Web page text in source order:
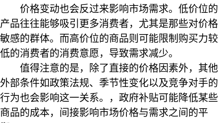
价格变动也会反过来影响市场需求。低价位的
产品往往能够吸引更多消费者，尤其是那些对价格
敏感的群体。而高价位的商品则可能限制购买力较
低的消费者的消费意愿，导致需求减少。
值得注意的是，除了直接的价格因素外，其他
外部条件如政策法规、季节性变化以及竞争对手的
行为也会影响这一关系。，政府补贴可能降低某些
商品的成本，间接影响市场价格与需求之间的平